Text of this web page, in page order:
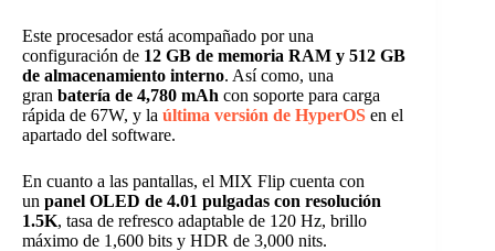
Este procesador está acompañado por una
configuración de 12 GB de memoria RAM y 512 GB
de almacenamiento interno. Así como, una
gran batería de 4,780 mAh con soporte para carga
rápida de 67W, y la última versión de HyperOS en el
apartado del software.
En cuanto a las pantallas, el MIX Flip cuenta con
un panel OLED de 4.01 pulgadas con resolución
1.5K, tasa de refresco adaptable de 120 Hz, brillo
máximo de 1,600 bits y HDR de 3,000 nits.